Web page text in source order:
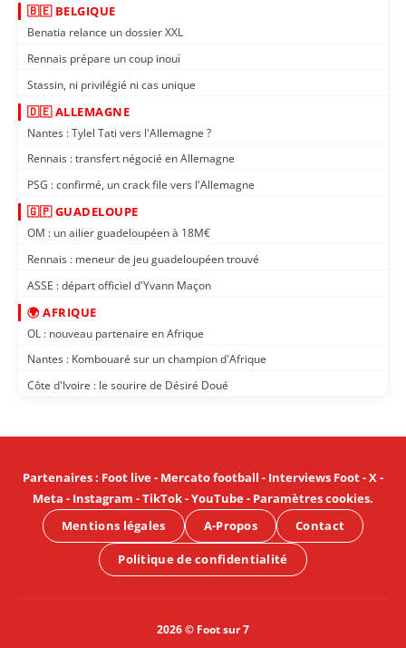
🇧🇪 BELGIQUE
Benatia relance un dossier XXL
Rennais prépare un coup inouï
Stassin, ni privilégié ni cas unique
🇩🇪 ALLEMAGNE
Nantes : Tylel Tati vers l'Allemagne ?
Rennais : transfert négocié en Allemagne
PSG : confirmé, un crack file vers l'Allemagne
🇬🇵 GUADELOUPE
OM : un ailier guadeloupéen à 18M€
Rennais : meneur de jeu guadeloupéen trouvé
ASSE : départ officiel d'Yvann Maçon
🌍 AFRIQUE
OL : nouveau partenaire en Afrique
Nantes : Kombouaré sur un champion d'Afrique
Côte d'Ivoire : le sourire de Désiré Doué
Partenaires: Foot live- Mercato football - Interviews Foot-X-
Meta - Instagram -TikTok-YouTube- Paramètres cookies.
Mentions légales
A-Propos Contact
Politique de confidentialité
2026 © Foot sur 7